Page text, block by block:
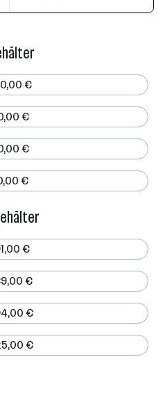
€
€
€
€
€
€
€
€